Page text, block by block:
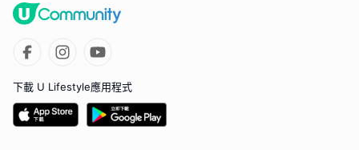
下載 U Lifestyle應用程式